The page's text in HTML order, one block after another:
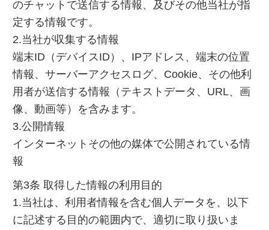
のチャットで送信する情報、及びその他当社が指
定する情報です。
2.当社が収集する情報
端末ID（デバイスID）、IPアドレス、端末の位置
情報、サーバーアクセスログ、Cookie、その他利
用者が送信する情報（テキストデータ、URL、画
像、動画等）を含みます。
3.公開情報
インターネットその他の媒体で公開されている情
報
第3条 取得した情報の利用目的
1.当社は、利用者情報を含む個人データを、以下
に記述する目的の範囲内で、適切に取り扱いま